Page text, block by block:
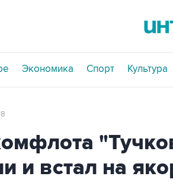
Экономика Спорт Культура
и встал на